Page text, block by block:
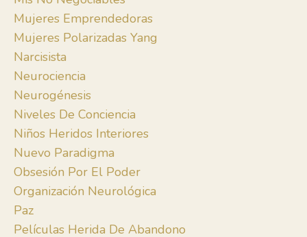
Mujeres Emprendedoras
Mujeres Polarizadas Yang
Narcisista
Neurociencia
Neurogénesis
Niveles De Conciencia
Niños Heridos Interiores
Nuevo Paradigma
Obsesión Por El Poder
Organización Neurológica
Paz
Películas Herida De Abandono